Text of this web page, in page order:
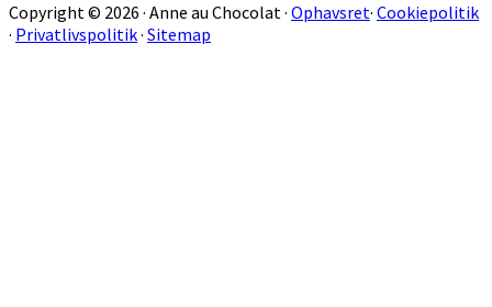
sitet
Copyright © 2026 · Anne au Chocolat · Ophavsret· Cookiepolitik
· Privatlivspolitik· Sitemap